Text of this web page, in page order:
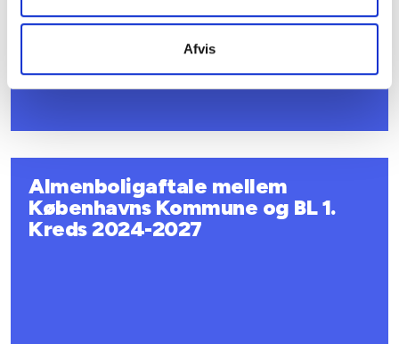
Afvis
Almenboligaftale mellem
Københavns Kommune og BL 1.
Kreds 2024-2027